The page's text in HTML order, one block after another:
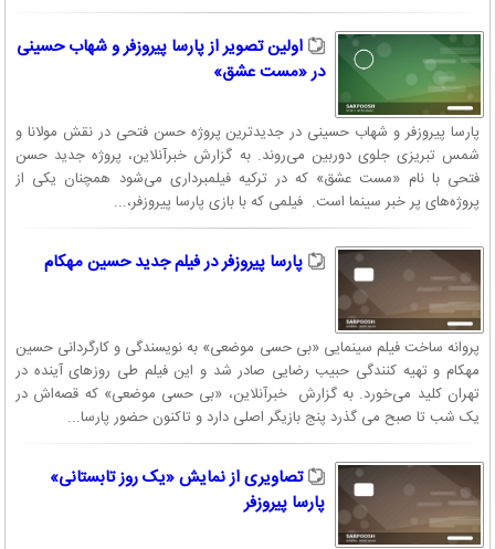
اولین تصویر از پارسا پیروزفر و شهاب حسینی
در «مست عشق»
پارسا پیروزفر و شهاب حسینی در جدیدترین پروژه حسن فتحی در نقش مولانا و
شمس تبریزی جلوی دوربین می‌روند. به گزارش خبرآنلاین، پروژه جدید حسن
فتحی با نام «مست عشق» که در ترکیه فیلمبرداری می‌شود همچنان یکی از
پروژه‌های پر خبر سینما است. فیلمی که با بازی پارسا پیروزفر،...
پارسا پیروزفر در فیلم جدید حسین مهکام
پروانه ساخت فیلم سینمایی «بی حسی موضعی» به نویسندگی و کارگردانی حسین
مهکام و تهیه کنندگی حبیب رضایی صادر شد و این فیلم طی روزهای آینده در
تهران کلید می‌خورد. به گزارش خبرآنلاین، «بی حسی موضعی» که قصه‌اش در
یک شب تا صبح می گذرد پنج بازیگر اصلی دارد و تاکنون حضور پارسا...
تصاویری از نمایش «یک روز تابستانى»
پارسا پیروزفر